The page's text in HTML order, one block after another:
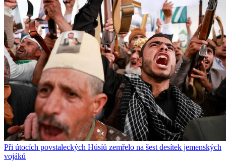
Při útocích povstaleckých Húsíů zemřelo na šest desítek jemenských
vojáků